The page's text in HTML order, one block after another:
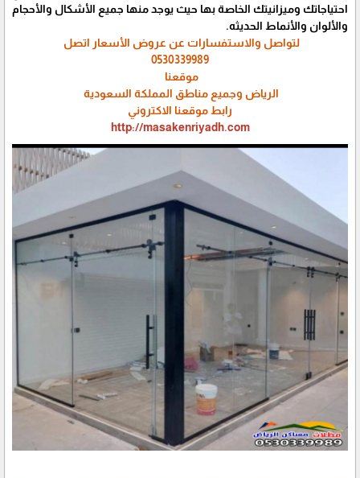
احتياجاتك وميزانيتك الخاصة بها حيث يوجد منها جميع الأشكال والأحجام
والألوان والأنماط الحديثه.
لتواصل والاستفسارات عن عروض الأسعار اتصل
0530339989
موقعنا
الرياض وجميع مناطق المملكة السعودية
رابط موقعنا الاكتروني
http://masakenriyadh.com